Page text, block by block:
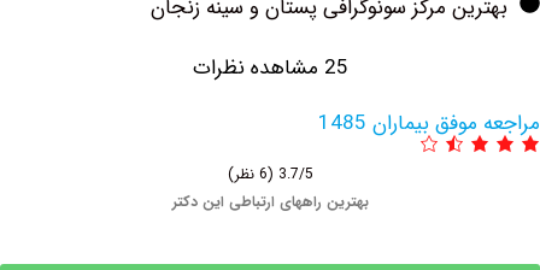
مرکز سونوگرافی پستان و سینه زنجان
بیماران 1485
بهترین راههای ارتباطی این دکتر